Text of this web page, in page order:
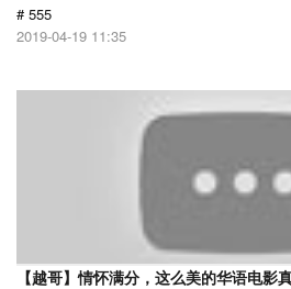
# 555
2019-04-19 11:35
【越哥】情怀满分，这么美的华语电影